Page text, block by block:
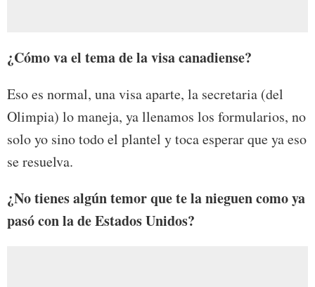
¿Cómo va el tema de la visa canadiense?
Eso es normal, una visa aparte, la secretaria (del
Olimpia) lo maneja, ya llenamos los formularios, no
solo yo sino todo el plantel y toca esperar que ya eso
se resuelva.
¿No tienes algún temor que te la nieguen como ya
pasó con la de Estados Unidos?